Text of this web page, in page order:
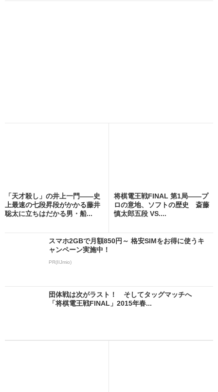
「天才殺し」の井上一門――史
上最速の七段昇段がかかる藤井
聡太に立ちはだかる男・船...
将棋電王戦FINAL 第1局――プ
ロの意地、ソフトの歴史 斎藤
慎太郎五段 VS....
スマホ2GBで月額850円～ 格安SIMをお得に使うキ
ャンペーン実施中！
PR(IIJmio)
団体戦は次がラスト！ そしてタッグマッチへ
「将棋電王戦FINAL」2015年春...